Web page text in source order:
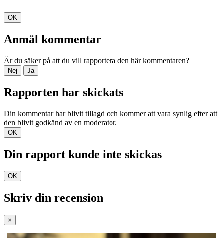
OK
Anmäl kommentar
Är du säker på att du vill rapportera den här kommentaren?
Nej Ja
Rapporten har skickats
Din kommentar har blivit tillagd och kommer att vara synlig efter att
den blivit godkänd av en moderator.
OK
Din rapport kunde inte skickas
OK
Skriv din recension
×